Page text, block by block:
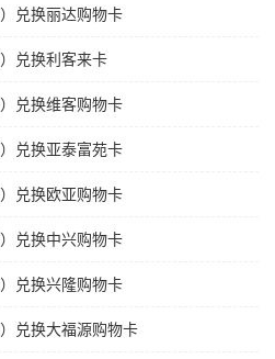
兑换丽达购物卡
兑换利客来卡
兑换维客购物卡
兑换亚泰富苑卡
兑换欧亚购物卡
兑换中兴购物卡
兑换兴隆购物卡
兑换大福源购物卡